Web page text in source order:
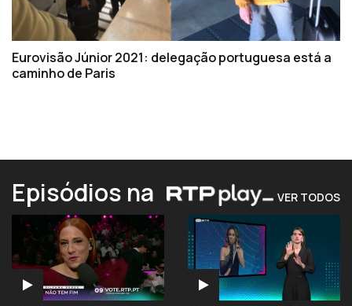
Eurovisão Júnior 2021: delegação portuguesa está a
caminho de Paris
Episódios na VER TODOS